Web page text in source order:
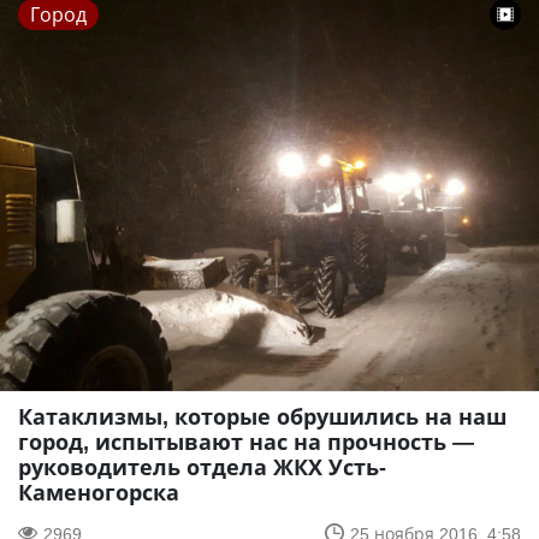
Город
Катаклизмы, которые обрушились на наш
город, испытывают нас на прочность —
руководитель отдела ЖКХ Усть-
Каменогорска
2969 25 ноября 2016, 4:58